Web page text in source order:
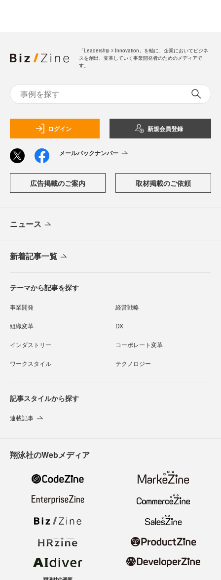
「Leadership ☓ Innovation」を軸に、企業においてビジネ
スを創出、変革していく事業開発者のためのメディアで
す。
ログイン 新規会員登録
メールバックナンバー
広告掲載のご案内 取材掲載のご依頼
ニュース
新着記事一覧
テーマから記事を探す
事業開発 経営戦略
組織変革 DX
インダストリー コーポレート変革
ワークスタイル テクノロジー
記事スタイルから探す
連載記事
翔泳社のWebメディア